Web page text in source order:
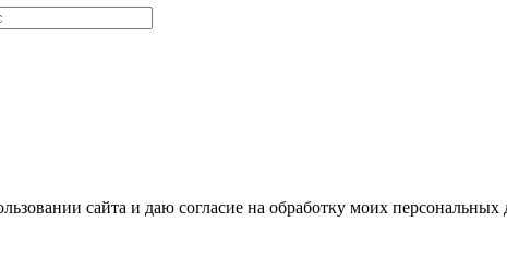
сайта и даю согласие на обработку моих персональных